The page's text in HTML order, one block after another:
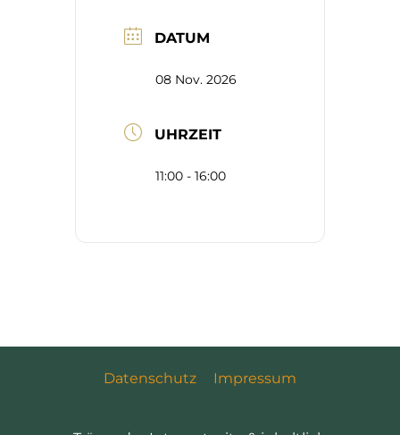
DATUM
08 Nov. 2026
UHRZEIT
11:00 - 16:00
Datenschutz Impressum